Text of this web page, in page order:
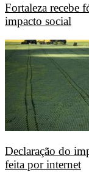
Fortaleza recebe
impacto social
Declaração do
feita por internet